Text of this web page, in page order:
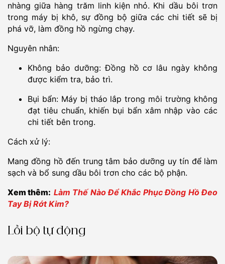
nhàng giữa hàng trăm linh kiện nhỏ. Khi dầu bôi trơn
trong máy bị khô, sự đồng bộ giữa các chi tiết sẽ bị
phá vỡ, làm đồng hồ ngừng chạy.
Nguyên nhân:
Không bảo dưỡng: Đồng hồ cơ lâu ngày không
được kiểm tra, bảo trì.
Bụi bẩn: Máy bị tháo lắp trong môi trường không
đạt tiêu chuẩn, khiến bụi bẩn xâm nhập vào các
chi tiết bên trong.
Cách xử lý:
Mang đồng hồ đến trung tâm bảo dưỡng uy tín để làm
sạch và bổ sung dầu bôi trơn cho các bộ phận.
Xem thêm: Làm Thế Nào Để Khắc Phục Đồng Hồ Đeo
Tay Bị Rớt Kim?
Lỗi bộ tự động